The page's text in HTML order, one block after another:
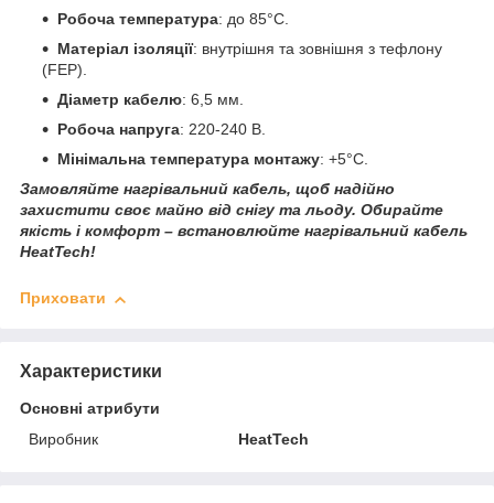
Робоча температура: до 85°C.
Матеріал ізоляції: внутрішня та зовнішня з тефлону
(FEP).
Діаметр кабелю: 6,5 мм.
Робоча напруга: 220-240 В.
Мінімальна температура монтажу: +5°C.
Замовляйте нагрівальний кабель, щоб надійно
захистити своє майно від снігу та льоду. Обирайте
якість і комфорт – встановлюйте нагрівальний кабель
HeatTech!
Приховати
Характеристики
Основні атрибути
Виробник
HeatTech